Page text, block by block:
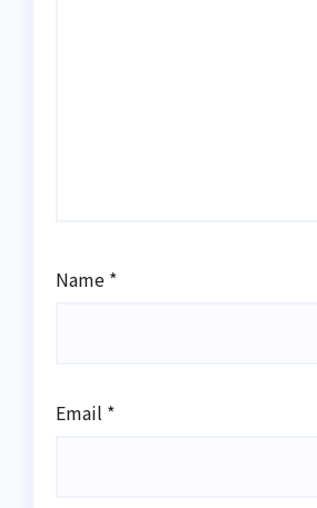
Name *
Email *